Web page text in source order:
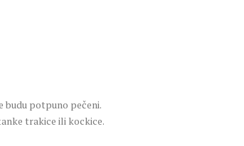
budu potpuno pečeni.
trakice ili kockice.